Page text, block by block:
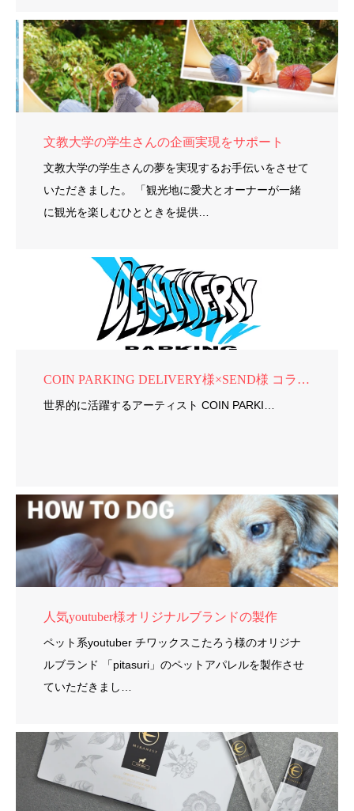
文教大学の学生さんの企画実現をサポート
文教大学の学生さんの夢を実現するお手伝いをさせて
いただきました。 「観光地に愛犬とオーナーが一緒
に観光を楽しむひとときを提供…
COIN PARKING DELIVERY様×SEND様 コラボ商品制作
世界的に活躍するアーティスト COIN PARKI…
人気youtuber様オリジナルブランドの製作
ペット系youtuber チワックスこたろう様のオリジナ
ルブランド 「pitasuri」のペットアパレルを製作させ
ていただきまし…